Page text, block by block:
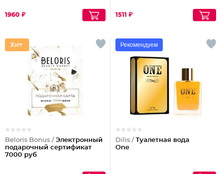
1960 ₽ 1511 ₽
Beloris Bonus / Электронный
подарочный сертификат
7000 руб
Рекомендуем
Dilis /
Туалетная вода
One